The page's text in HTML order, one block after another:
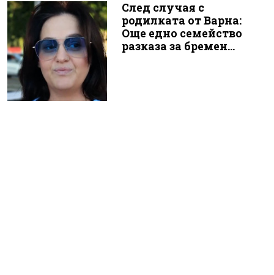
След случая с
родилката от Варна:
Още едно семейство
разказа за бремен...